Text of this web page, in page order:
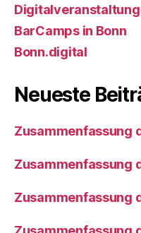
BarCamps in Bonn
Bonn.digital
Neueste
Zusammenfassung
Zusammenfassung
Zusammenfassung